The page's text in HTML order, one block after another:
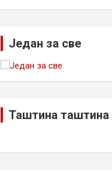
Један за све
Таштина таштина